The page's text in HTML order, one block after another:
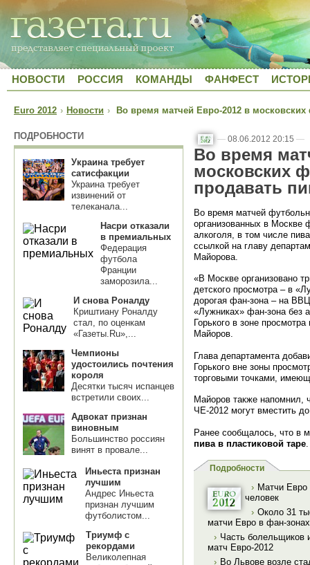
НОВОСТИ РОССИЯ КОМАНДЫ ФАНФЕСТ
Euro 2012 › Новости › Во время матчей Евро-2012 в московских
ПОДРОБНОСТИ
Украина требует
сатисфакции
Украина требует
извинений от
телеканала...
Насри отказали
в премиальных
Федерация
футбола
Франции
заморозила...
И снова Роналду
Криштиану Роналду
стал, по оценкам
«Газеты.Ru»,...
Чемпионы
удостоились почтения
короля
Десятки тысяч испанцев
встретили своих...
Адвокат признан
виновным
Большинство россиян
винят в провале...
Иньеста признан
лучшим
Андрес Иньеста
признан лучшим
футболистом...
Триумф с
рекордами
Великолепная
— 08.06.2012 20:15 —
Во время
московских
продавать
Во время матчей
организованных в Москве
алкоголя, в том числе
ссылкой на главу
Майорова.
«В Москве организовано
детского просмотра – в
дорогая фан-зона – на
«Лужниках» фан-зона без
Горького в зоне
Майоров.
Глава департамента
Горького вне зоны
торговыми точками,
Майоров также напомнил,
ЧЕ-2012 могут вместить
Ранее сообщалось, что в
пива в пластиковой таре
Подробности
› Матчи Евро
человек
› Около 31
матчи Евро в фан-
› Часть болельщиков
матч Евро-2012
› Во Львове возле